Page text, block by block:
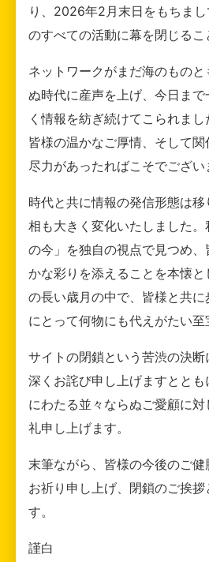
り、2026年2月末日をもちま
のすべての活動に幕を閉じるこ
ネットワークがまだ海のもの
ぬ時代に産声を上げ、今日ま
く情報を紡ぎ続けてこられま
皆様の温かなご厚情、そして
尽力があったればこそでござい
時代と共に情報の発信形態は
相も大きく変化いたしました
の今」を独自の視点で見つめ
かな彩りを添えることを本懐と
の長い歳月の中で、皆様と共
にとって何物にも代えがたい至
サイトの閉鎖という苦渋の決断
深くお詫び申し上げますととも
にわたる並々ならぬご愛顧に
礼申し上げます。
末筆ながら、皆様の今後のご健
お祈り申し上げ、閉鎖のご挨拶
す。
謹白